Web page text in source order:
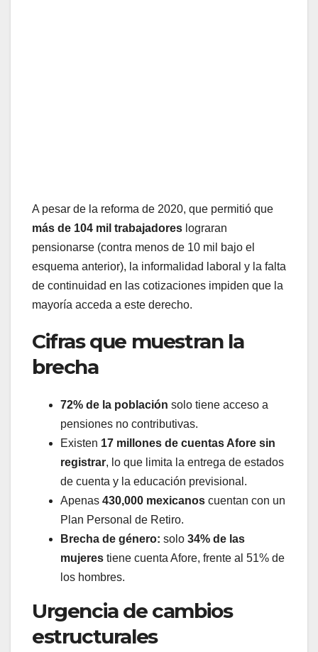
A pesar de la reforma de 2020, que permitió que
más de 104 mil trabajadores lograran
pensionarse (contra menos de 10 mil bajo el
esquema anterior), la informalidad laboral y la falta
de continuidad en las cotizaciones impiden que la
mayoría acceda a este derecho.
Cifras que muestran la
brecha
72% de la población solo tiene acceso a
pensiones no contributivas.
Existen 17 millones de cuentas Afore sin
registrar, lo que limita la entrega de estados
de cuenta y la educación previsional.
Apenas 430,000 mexicanos cuentan con un
Plan Personal de Retiro.
Brecha de género: solo 34% de las
mujeres tiene cuenta Afore, frente al 51% de
los hombres.
Urgencia de cambios
estructurales